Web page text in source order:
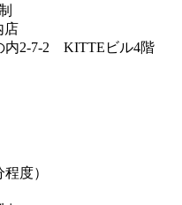
2 KITTEビル4階
度）